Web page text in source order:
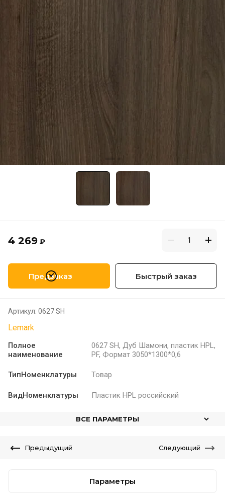
4 269 ₽
Предзаказ Быстрый заказ
Артикул: 0627 SH
Lemark
Полное
наименование
0627 SH, Дуб Шамони, пластик HPL,
PF, Формат 3050*1300*0,6
ТипНоменклатуры Товар
ВидНоменклатуры Пластик HPL российский
ВСЕ ПАРАМЕТРЫ
Предыдущий Следующий
Параметры